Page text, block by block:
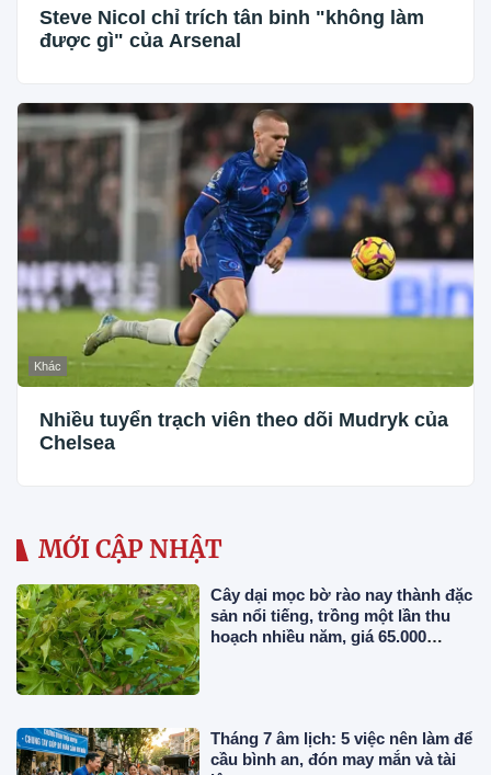
Steve Nicol chỉ trích tân binh "không làm
được gì" của Arsenal
Khác
Nhiều tuyển trạch viên theo dõi Mudryk của
Chelsea
MỚI CẬP NHẬT
Cây dại mọc bờ rào nay thành đặc
sản nổi tiếng, trồng một lần thu
hoạch nhiều năm, giá 65.000
Tháng 7 âm lịch: 5 việc nên làm để
cầu bình an, đón may mắn và tài